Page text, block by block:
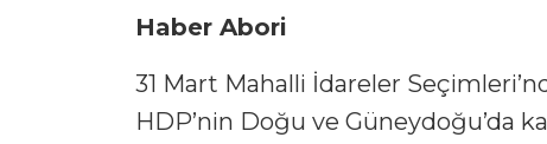
Haber Abori
31 Mart Mahalli İdareler
HDP’nin Doğu ve Güneydoğu’da